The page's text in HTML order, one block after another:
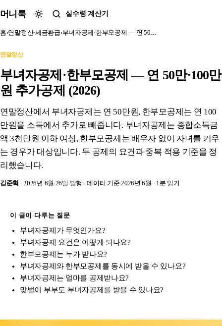
머니룩 실수령 계산기
홈›연말정산·세금환급›부녀자공제·한부모공제 — 연 50…
연말정산
부녀자공제·한부모공제 — 연 50만·100만
원 추가공제 (2026)
연말정산에서 부녀자공제는 연 50만원, 한부모공제는 연 100
만원을 소득에서 추가로 빼줍니다. 부녀자공제는 종합소득금
액 3천만원 이하 여성, 한부모공제는 배우자 없이 자녀를 키우
는 경우가 대상입니다. 두 공제의 요건과 중복 적용 기준을 정
리했습니다.
김준혁 · 2026년 6월 26일 발행 · 데이터 기준 2026년 6월 · 1분 읽기
이 글이 다루는 질문
부녀자공제가 무엇인가요?
부녀자공제 요건은 어떻게 되나요?
한부모공제는 누가 받나요?
부녀자공제와 한부모공제를 동시에 받을 수 있나요?
부녀자공제는 얼마를 공제받나요?
맞벌이 부부도 부녀자공제를 받을 수 있나요?